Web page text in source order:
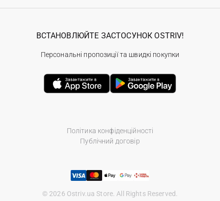
Політика конфіденційності
Публічний договір
© 2026 Ostriv.ua Store. All Rights Reserved.
ВСТАНОВЛЮЙТЕ ЗАСТОСУНОК OSTRIV!
Персональні пропозиції та швидкі покупки